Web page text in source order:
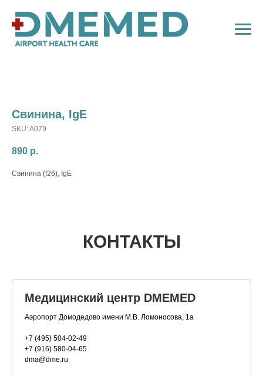
Свинина, IgE
SKU:A079
890 р.
Свинина (f26), IgE
КОНТАКТЫ
Медицинский центр DMEMED
Аэропорт Домодедово имени М.В. Ломоносова, 1а
+7 (495) 504-02-49
+7 (916) 580-04-65
dma@dme.ru